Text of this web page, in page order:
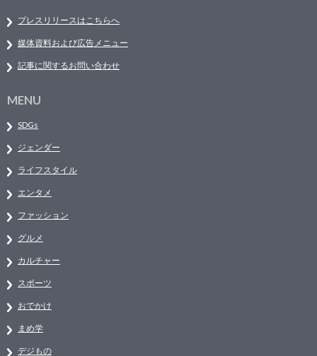
プレスリリースはこちらへ
媒体資料および広告メニュー
記事に関するお問い合わせ
MENU
SDGs
ジェンダー
ライフスタイル
エンタメ
ファッション
グルメ
カルチャー
スポーツ
おでかけ
まめ学
デジもの